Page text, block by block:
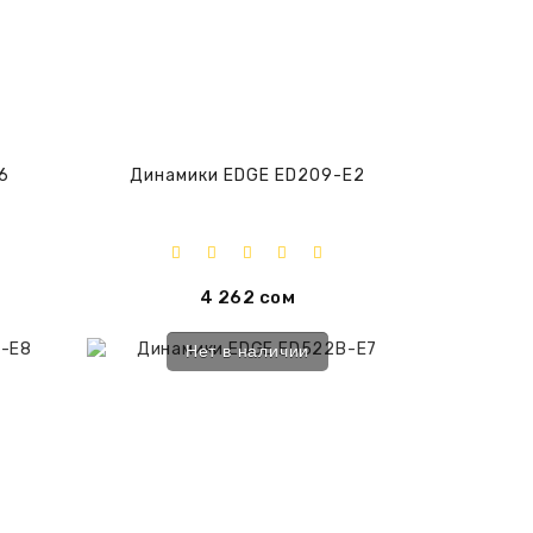
Динамики EDGE ED209-E2
4 262 сом
Нет в наличии